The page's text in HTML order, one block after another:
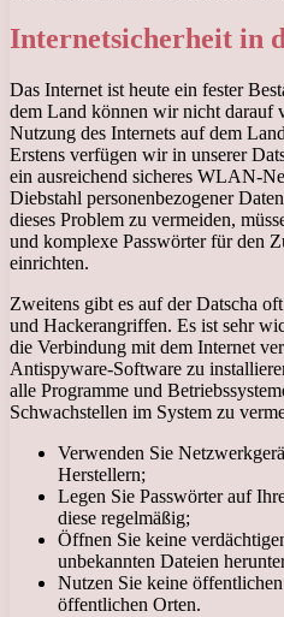
Internetsicherheit in
Das Internet ist heute ein fester
dem Land können wir nicht darauf
Nutzung des Internets auf dem
Erstens verfügen wir in unserer
ein ausreichend sicheres WLAN-
Diebstahl personenbezogener
dieses Problem zu vermeiden,
und komplexe Passwörter für
einrichten.
Zweitens gibt es auf der Datscha
und Hackerangriffen. Es ist sehr
die Verbindung mit dem Internet
Antispyware-Software zu
alle Programme und
Schwachstellen im System zu
Verwenden Sie
Herstellern;
Legen Sie Passwörter auf
diese regelmäßig;
Öffnen Sie keine
unbekannten Dateien
Nutzen Sie keine
öffentlichen Orten.